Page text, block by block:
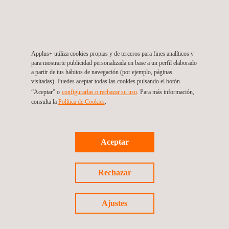
Applus+ India (Sede central), Hyderabad
H.No: 1-11-254/255, Flat No. 402, Vijaysri Nivas, Street No. 1,
Prakash Nagar 500003 Begumpet, Hyderabad 500016
Manager:+91 81 69845 898|Akshay Mula Kumar – BD
Executive: +91 76 70903 775
info.india@applus.com
www.applus.com/global/es/
Applus+ (Energy & Industry Division), India, Hyderabad
Applus+ utiliza cookies propias y de terceros para fines analíticos y
para mostrarte publicidad personalizada en base a un perfil elaborado
a partir de tus hábitos de navegación (por ejemplo, páginas
visitadas). Puedes aceptar todas las cookies pulsando el botón
“Aceptar” o configurarlas o rechazar su uso. Para más información,
consulta la Política de Cookies.
Aceptar
Rechazar
Ajustes